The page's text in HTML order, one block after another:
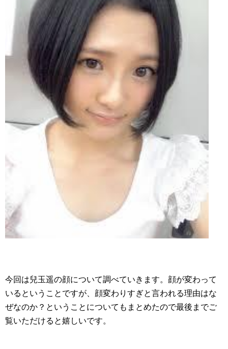
今回は兒玉遥の顔について調べていきます。顔が変わって
いるということですが、顔変わりすぎと言われる理由はな
ぜなのか？ということについてもまとめたので最後までご
覧いただけると嬉しいです。